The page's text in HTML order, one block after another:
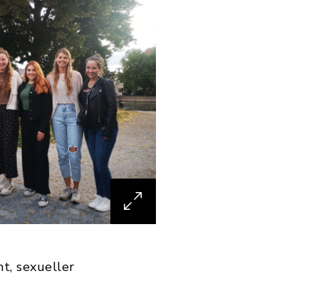
sexueller